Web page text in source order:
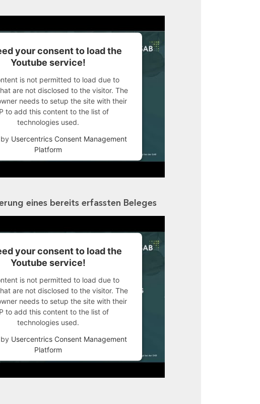
your consent to load the
Youtube service!
is not permitted to load due to
are not disclosed to the visitor. The
needs to setup the site with their
to add this content to the list of
technologies used.
Usercentrics Consent Management
Platform
eines bereits erfassten Beleges
your consent to load the
Youtube service!
is not permitted to load due to
are not disclosed to the visitor. The
needs to setup the site with their
to add this content to the list of
technologies used.
Usercentrics Consent Management
Platform